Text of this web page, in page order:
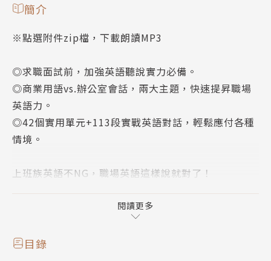
簡介
※點選附件zip檔，下載朗讀MP3
◎求職面試前，加強英語聽說實力必備。
◎商業用語vs.辦公室會話，兩大主題，快速提昇職場
英語力。
◎42個實用單元+113段實戰英語對話，輕鬆應付各種
情境。
上班族英語不NG，職場英語這樣說就對了！
能力還不錯，但在工作場合上的口語表達就可能不是那
麼通順，甚至在專業的產品銷售或洽談合約議價等商務
場合還可能鴨子聽雷。其實職場英語並沒有想像中困
閱讀更多
目錄